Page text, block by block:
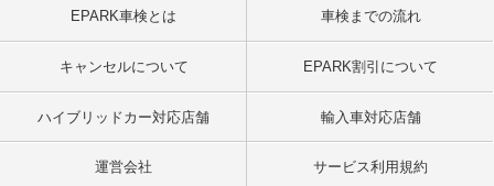
EPARK車検とは 車検までの流れ
キャンセルについて EPARK割引について
ハイブリッドカー対応店舗 輸入車対応店舗
運営会社 サービス利用規約